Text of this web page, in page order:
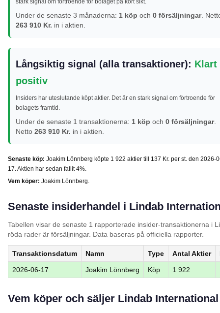
stark signal om förtroende för bolaget på kort sikt.
Under de senaste 3 månaderna: 1 köp och 0 försäljningar.
263 910 Kr. in i aktien.
Långsiktig signal (alla transaktioner): Klart
positiv
Insiders har uteslutande köpt aktier. Det är en stark signal om förtroende för
bolagets framtid.
Under de senaste 1 transaktionerna: 1 köp och 0 försäljningar.
Netto 263 910 Kr. in i aktien.
Senaste köp: Joakim Lönnberg köpte 1 922 aktier till 137 Kr. per st. den 2026-
17. Aktien har sedan fallit 4%.
Vem köper: Joakim Lönnberg.
Senaste insiderhandel i Lindab
Tabellen visar de senaste 1 rapporterade insider-transaktionerna i
röda rader är försäljningar. Data baseras på officiella rapporter.
Transaktionsdatum Namn Type Antal Aktier
2026-06-17 Joakim Lönnberg Köp 1 922
Vem köper och säljer Lindab